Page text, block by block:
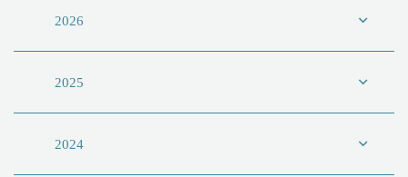
2026
2025
2024